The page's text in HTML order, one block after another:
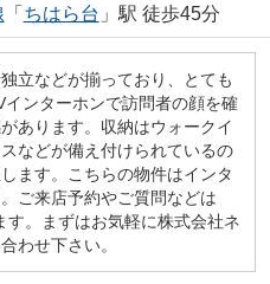
「 ちはら台 」駅 徒歩45分
立などが揃っており、とても
ンターホンで訪問者の顔を確
あります。収納はウォークイ
などが備え付けられているの
ます。こちらの物件はインタ
ご来店予約やご質問などは
。まずはお気軽に株式会社ネ
わせ下さい。